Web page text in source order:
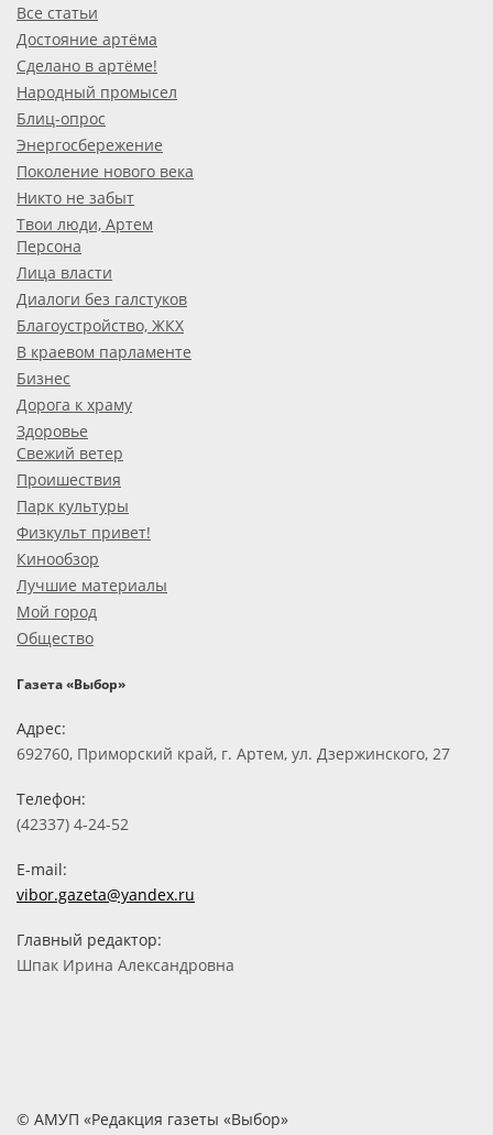
Все статьи
Достояние артёма
Сделано в артёме!
Народный промысел
Блиц-опрос
Энергосбережение
Поколение нового века
Никто не забыт
Твои люди, Артем
Персона
Лица власти
Диалоги без галстуков
Благоустройство, ЖКХ
В краевом парламенте
Бизнес
Дорога к храму
Здоровье
Свежий ветер
Проишествия
Парк культуры
Физкульт привет!
Кинообзор
Лучшие материалы
Мой город
Общество
Газета «Выбор»
Адрес:
692760, Приморский край, г. Артем, ул. Дзержинского, 27
Телефон:
(42337) 4-24-52
E-mail:
vibor.gazeta@yandex.ru
Главный редактор:
Шпак Ирина Александровна
© АМУП «Редакция газеты «Выбор»